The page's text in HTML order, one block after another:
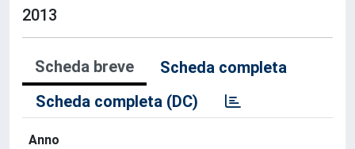
2013
Scheda breve
Scheda completa
Scheda completa (DC)
Anno